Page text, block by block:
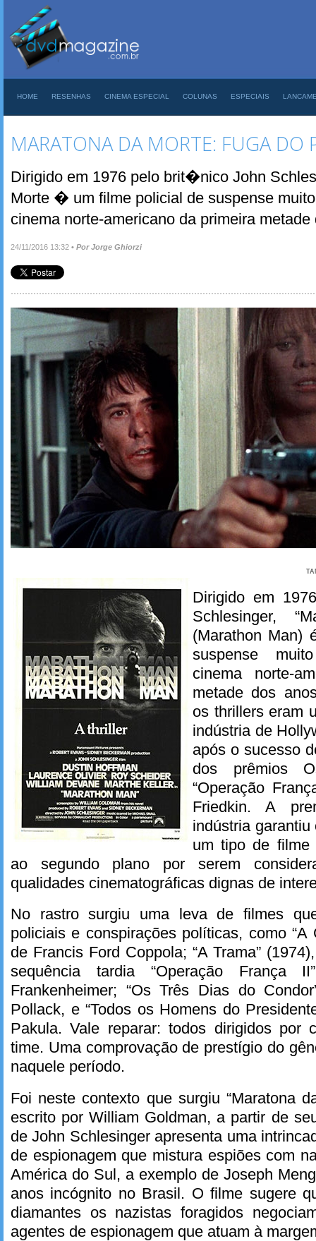
HOME RESENHAS CINEMA ESPECIAL COLUNAS ESPECIAIS
MARATONA DA MORTE: FUGA DO
Dirigido em 1976 pelo brit�nico John
Morte � um filme policial de suspense
cinema norte-americano da primeira metade
24/11/2016 13:32 • Por Jorge Ghiorzi
Dirigido em
Schlesinger,
(Marathon Man)
suspense
cinema norte-
metade dos
os thrillers eram
indústria de
após o sucesso
dos prêmios
“Operação
Friedkin. A
indústria
um tipo de filme
ao segundo plano por serem
qualidades cinematográficas dignas de
No rastro surgiu uma leva de filmes
policiais e conspirações políticas, como “A
de Francis Ford Coppola; “A Trama”
sequência tardia “Operação França
Frankenheimer; “Os Três Dias do
Pollack, e “Todos os Homens do
Pakula. Vale reparar: todos dirigidos por
time. Uma comprovação de prestígio do
naquele período.
Foi neste contexto que surgiu “Maratona
escrito por William Goldman, a partir de
de John Schlesinger apresenta uma
de espionagem que mistura espiões com
América do Sul, a exemplo de Joseph
anos incógnito no Brasil. O filme sugere
diamantes os nazistas foragidos
agentes de espionagem que atuam à